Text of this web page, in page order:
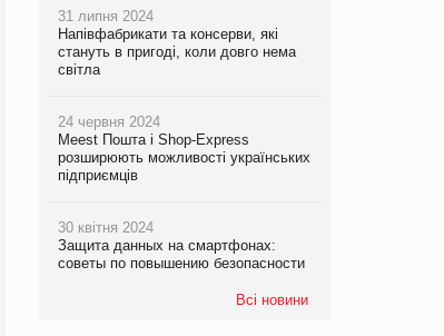
31 липня 2024
Напівфабрикати та консерви, які
стануть в пригоді, коли довго нема
світла
24 червня 2024
Meest Пошта і Shop-Express
розширюють можливості українських
підприємців
30 квітня 2024
Защита данных на смартфонах:
советы по повышению безопасности
Всі новини